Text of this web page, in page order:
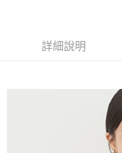
相關說明
【大哥付你分期使用說明】
流程，驗證手機門號後，
3.實際核准額度、可分期數
4.訂單成立30分鐘內，如未
消。如遇「轉專審核」未通
【關於「AFTEE先享後付」】
AFTEE先享後付是「在收
１．簡單：不需註冊會員、
２．便利：只要手機號碼，
詳細說明